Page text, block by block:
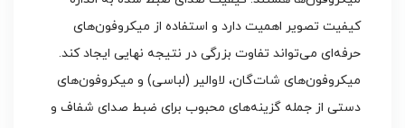
کیفیت تصویر اهمیت دارد و استفاده از میکروفون‌های
حرفه‌ای می‌تواند تفاوت بزرگی در نتیجه نهایی ایجاد کند.
میکروفون‌های شات‌گان، لاوالیر (لباسی) و میکروفون‌های
دستی از جمله گزینه‌های محبوب برای ضبط صدای شفاف و